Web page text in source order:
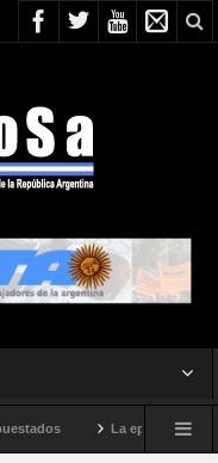
La epidemia de